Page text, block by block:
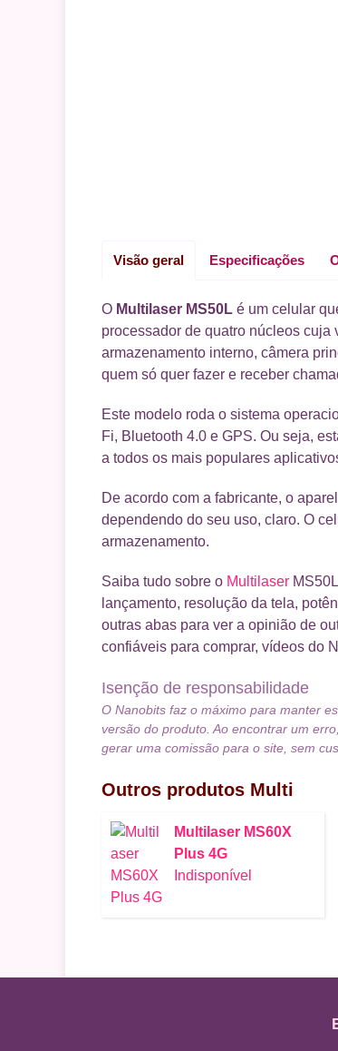
Visão geral Especificações
O Multilaser MS50L é um celular
processador de quatro núcleos
armazenamento interno, câmera
quem só quer fazer e receber
Este modelo roda o sistema
Fi, Bluetooth 4.0 e GPS. Ou seja,
a todos os mais populares
De acordo com a fabricante, o
dependendo do seu uso, claro. O
armazenamento.
Saiba tudo sobre o Multilaser
lançamento, resolução da tela,
outras abas para ver a opinião de
confiáveis para comprar, vídeos do
Isenção de responsabilidade
O Nanobits faz o máximo para manter
versão do produto. Ao encontrar um
gerar uma comissão para o site, sem
Outros produtos Multi
Multilaser MS60X
Plus 4G
Indisponível